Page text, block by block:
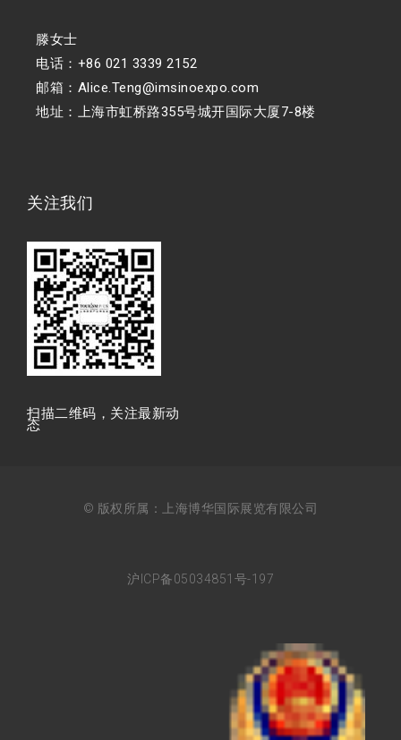
滕女士
电话：+86 021 3339 2152
邮箱：Alice.Teng@imsinoexpo.com
地址：上海市虹桥路355号城开国际大厦7-8楼
关注我们
扫描⼆维码，关注最新动
态
© 版权所属：上海博华国际展览有限公司
沪ICP备05034851号-197